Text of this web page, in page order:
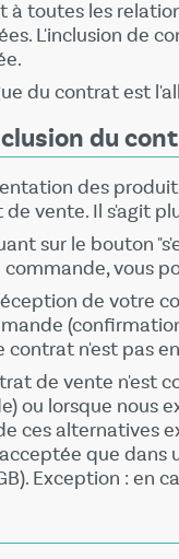
à toutes les
L'inclusion de
du contrat est
du
des
de vente. Il s'agit
sur le bouton
vous
de votre
contrat n'est pas
de vente n'est
ou lorsque nous
ces alternatives
que dans
Exception :